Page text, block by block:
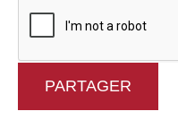
PARTAGER